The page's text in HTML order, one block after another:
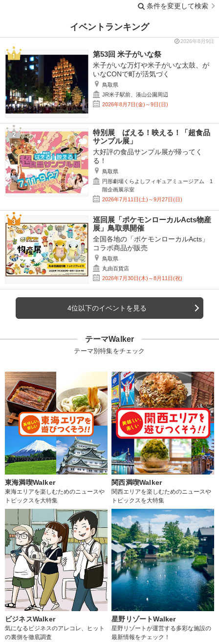
条件を変更して検索
イベントランキング
2026年8月9日
第53回 米子がいな祭
米子がいな万灯や米子がいな太鼓、が
いなCONで町が活気づく
鳥取県
JR米子駅前、湊山公園周辺
2026年8月7日(金)～9日(日)
特別展 ばえる！映える！「超食品
サンプル展」
大好評の食品サンプル展が帰ってく
る！
鳥取県
円形劇場くらよしフィギュアミュージアム 1
階企画展示室
2026年7月11日(土)～9月27日(日)
巡回展「ポケモンローカルActs物産
展」鳥取県開催
全国各地の「ポケモンローカルActs」
コラボ商品が販売
鳥取県
丸由百貨店
2026年7月30日(木)～8月11日(祝)
4位以下のイベントを見る
テーマWalker
テーマ別特集をチェック
東海満喫Walker
東海エリアを楽しむためのニュースや
トピックスを大特集
関西満喫Walker
関西エリアを楽しむためのニュースや
トピックスを大特集
ビジネスWalker
気になるビジネスのアレコレ、ヒット
の裏側を徹底調査
星野リゾートWalker
星野リゾートが運営する多彩な施設の
最新情報をチェック！